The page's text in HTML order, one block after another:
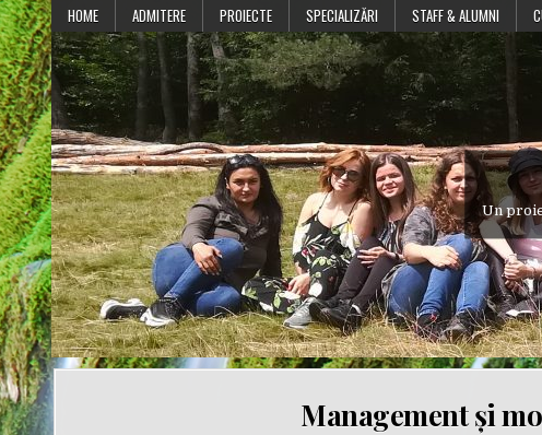
Skip
to
content
HOME ADMITERE PROIECTE SPECIALIZĂRI STAFF & ALUMNI
Un
Management și